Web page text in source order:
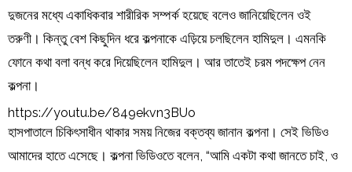
দুজনের মধ্যে একাধিকবার শারীরিক সম্পর্ক হয়েছে বলেও জানিয়েছিলেন ওই
তরুণী। কিন্তু বেশ কিছুদিন ধরে কল্পনাকে এড়িয়ে চলছিলেন হামিদুল। এমনকি
ফোনে কথা বলা বন্ধ করে দিয়েছিলেন হামিদুল। আর তাতেই চরম পদক্ষেপ নেন
কল্পনা।
https://youtu.be/849ekvn3BUo
হাসপাতালে চিকিৎসাধীন থাকার সময় নিজের বক্তব্য জানান কল্পনা। সেই ভিডিও
আমাদের হাতে এসেছে। কল্পনা ভিডিওতে বলেন, “আমি একটা কথা জানতে চাই, ও